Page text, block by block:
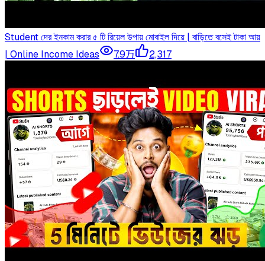
Student দের ইনকাম করার ৫ টি রিয়েল উপায় মোবাইল দিয়ে | বাড়িতে বসেই টাকা আয়
| Online Income Ideas
7.9万 2,317